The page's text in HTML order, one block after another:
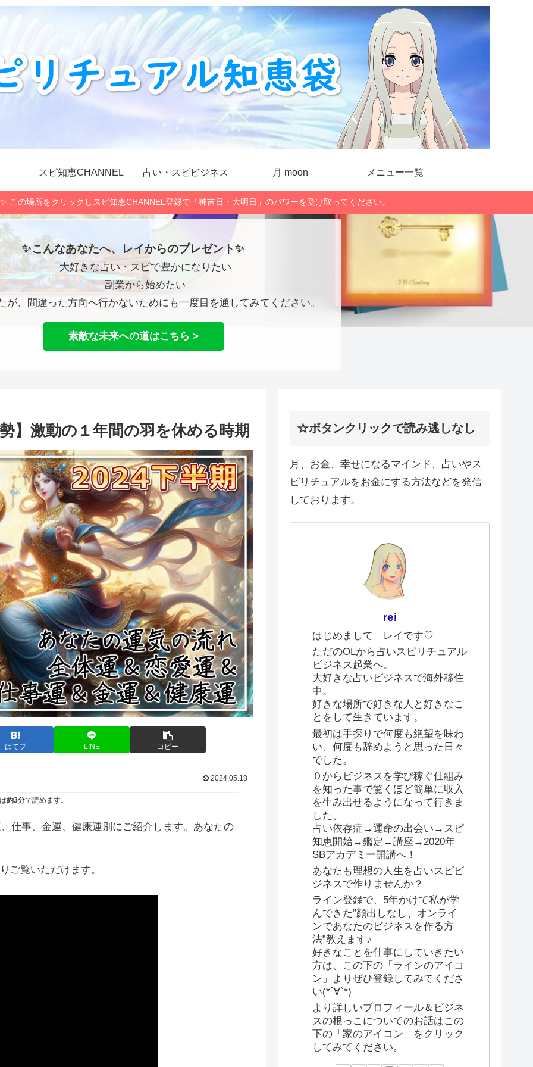
スピ知恵CHANNEL 占い・スピビジネス 月 moon メニュー一覧
この場所をクリックしスピ知恵CHANNEL登録で「神吉日・大明日」のパワーを受け取ってください。
✨こんなあなたへ、レイからのプレゼント✨
大好きな占い・スピで豊かになりたい
副業から始めたい
が、間違った方向へ行かないためにも一度目を通してみてください。
素敵な未来への道はこちら >
】激動の１年間の羽を休める時期
はてブ LINE コピー
2024.05.18
約3分で読めます。
仕事、金運、健康運別にご紹介します。あなたの
ご覧いただけます。
☆ボタンクリックで読み逃しなし
月、お金、幸せになるマインド、占いやス
ピリチュアルをお金にする方法などを発信
しております。
rei
はじめまして レイです♡
ただのOLから占いスピリチュアル
ビジネス起業へ。
大好きな占いビジネスで海外移住
中。
好きな場所で好きな人と好きなこ
とをして生きています。
最初は手探りで何度も絶望を味わ
い、何度も辞めようと思った日々
でした。
０からビジネスを学び稼ぐ仕組み
を知った事で驚くほど簡単に収入
を生み出せるようになって行きま
した。
占い依存症→運命の出会い→スピ
知恵開始→鑑定→講座→2020年
SBアカデミー開講へ！
あなたも理想の人生を占いスピビ
ジネスで作りませんか？
ライン登録で、5年かけて私が学
んできた”顔出しなし、オンライ
ンであなたのビジネスを作る方
法”教えます♪
好きなことを仕事にしていきたい
方は、この下の「ラインのアイコ
ン」よりぜひ登録してみてくださ
い(*´∀`*)
より詳しいプロフィール＆ビジネ
スの根っこについてのお話はこの
下の「家のアイコン」をクリック
してみてください。